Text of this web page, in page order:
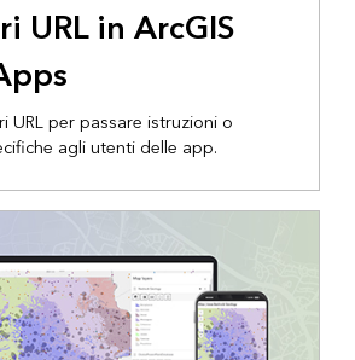
URL in ArcGIS
URL per passare istruzioni o
agli utenti delle app.